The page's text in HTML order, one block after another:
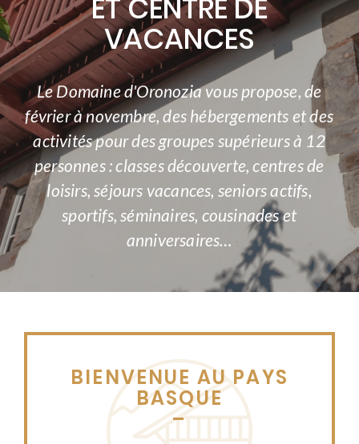
ET CENTRE DE
VACANCES
Le Domaine d'Oronozia vous propose, de
février à novembre, des hébergements et des
activités pour des groupes supérieurs à 12
personnes : classes découverte, centres de
loisirs, séjours vacances, seniors actifs,
sportifs, séminaires, cousinades et
anniversaires…
BIENVENUE AU PAYS
BASQUE
–